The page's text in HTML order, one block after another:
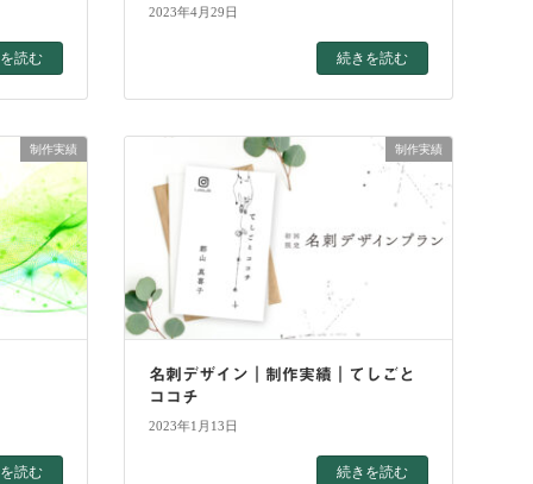
読む
2023年4月29日
続きを読む
制作実績
読む
制作実績
名刺デザイン｜制作実績｜てしごと
ココチ
2023年1月13日
続きを読む